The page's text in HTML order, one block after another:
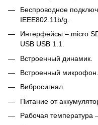
Беспроводное
IEEE802.11b/g.
Интерфейсы – micro
USB USB 1.1.
Встроенный динамик.
Встроенный микрофон.
Вибросигнал.
Питание от
Рабочая температура